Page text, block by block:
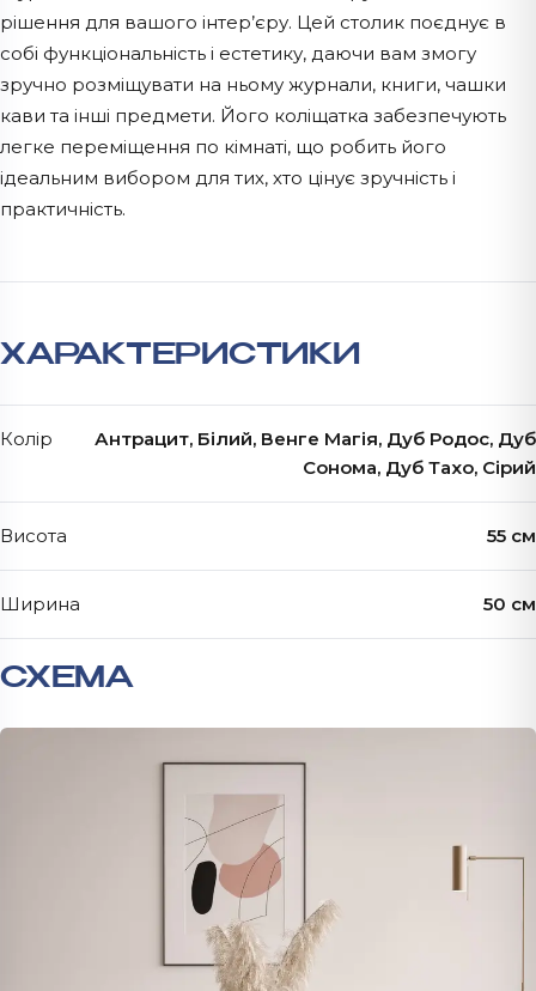
рішення для вашого інтер’єру. Цей столик поєднує в
собі функціональність і естетику, даючи вам змогу
зручно розміщувати на ньому журнали, книги, чашки
кави та інші предмети. Його коліщатка забезпечують
легке переміщення по кімнаті, що робить його
ідеальним вибором для тих, хто цінує зручність і
практичність.
ХАРАКТЕРИСТИКИ
Колір
Антрацит, Білий, Венге Магія, Дуб Родос, Дуб
Сонома, Дуб Тахо, Сірий
Висота 55 см
Ширина 50 см
СХЕМА